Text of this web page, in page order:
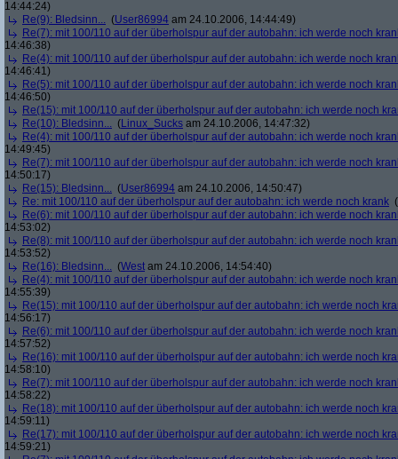
14:44:24)
Re(9): Bledsinn... (User86994 am 24.10.2006, 14:44:49)
Re(7): mit 100/110 auf der überholspur auf der autobahn: ich werde noch
14:46:38)
Re(4): mit 100/110 auf der überholspur auf der autobahn: ich werde noch
14:46:41)
Re(5): mit 100/110 auf der überholspur auf der autobahn: ich werde noch
14:46:50)
Re(15): mit 100/110 auf der überholspur auf der autobahn: ich werde noch
Re(10): Bledsinn... (Linux_Sucks am 24.10.2006, 14:47:32)
Re(4): mit 100/110 auf der überholspur auf der autobahn: ich werde noch
14:49:45)
Re(7): mit 100/110 auf der überholspur auf der autobahn: ich werde noch
14:50:17)
Re(15): Bledsinn... (User86994 am 24.10.2006, 14:50:47)
Re: mit 100/110 auf der überholspur auf der autobahn: ich werde noch krank (
Re(6): mit 100/110 auf der überholspur auf der autobahn: ich werde noch
14:53:02)
Re(8): mit 100/110 auf der überholspur auf der autobahn: ich werde noch
14:53:52)
Re(16): Bledsinn... (West am 24.10.2006, 14:54:40)
Re(4): mit 100/110 auf der überholspur auf der autobahn: ich werde noch
14:55:39)
Re(15): mit 100/110 auf der überholspur auf der autobahn: ich werde noch
14:56:17)
Re(6): mit 100/110 auf der überholspur auf der autobahn: ich werde noch
14:57:52)
Re(16): mit 100/110 auf der überholspur auf der autobahn: ich werde noch
14:58:10)
Re(7): mit 100/110 auf der überholspur auf der autobahn: ich werde noch
14:58:22)
Re(18): mit 100/110 auf der überholspur auf der autobahn: ich werde noch
14:59:11)
Re(17): mit 100/110 auf der überholspur auf der autobahn: ich werde noch
14:59:21)